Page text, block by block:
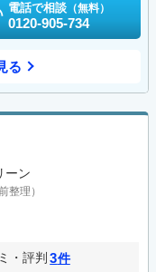
電話で相談 （無料）
0120-905-734
る
ーン
整理）
・評判 3件